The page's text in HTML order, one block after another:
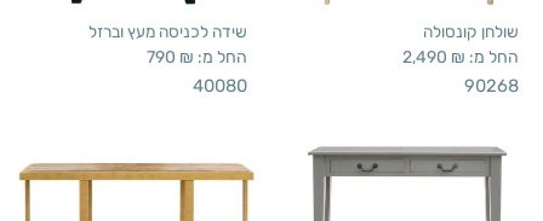
שולחן קונסולה
החל מ: 2,490 ₪
90268
שידה לכניסה מעץ וברזל
החל מ: 790 ₪
40080